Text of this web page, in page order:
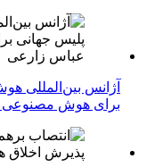
آژانس بین‌المللی
برای هوش مصنوعی